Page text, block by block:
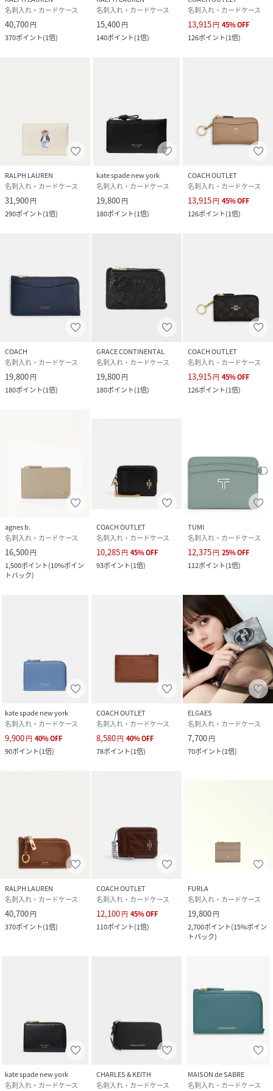
名刺入れ・カードケース
40,700円
370ポイント(1倍)
名刺入れ・カードケース
15,400円
140ポイント(1倍)
名刺入れ・カードケース
13,915円 45%OFF
126ポイント(1倍)
RALPH LAUREN
名刺入れ・カードケース
31,900円
290ポイント(1倍)
kate spade new york
名刺入れ・カードケース
19,800円
180ポイント(1倍)
COACH OUTLET
名刺入れ・カードケース
13,915円 45%OFF
126ポイント(1倍)
COACH
名刺入れ・カードケース
19,800円
180ポイント(1倍)
GRACE CONTINENTAL
名刺入れ・カードケース
19,800円
180ポイント(1倍)
COACH OUTLET
名刺入れ・カードケース
13,915円 45%OFF
126ポイント(1倍)
agnes b.
名刺入れ・カードケース
16,500円
1,500ポイント(10%ポイン
トバック)
COACH OUTLET
名刺入れ・カードケース
10,285円 45%OFF
93ポイント(1倍)
TUMI
名刺入れ・カードケース
12,375円 25%OFF
112ポイント(1倍)
kate spade new york
名刺入れ・カードケース
9,900円 40%OFF
90ポイント(1倍)
COACH OUTLET
名刺入れ・カードケース
8,580円 40%OFF
78ポイント(1倍)
ELGAES
名刺入れ・カードケース
7,700円
70ポイント(1倍)
RALPH LAUREN
名刺入れ・カードケース
40,700円
370ポイント(1倍)
COACH OUTLET
名刺入れ・カードケース
12,100円 45%OFF
110ポイント(1倍)
FURLA
名刺入れ・カードケース
19,800円
2,700ポイント(15%ポイン
トバック)
kate spade new york
名刺入れ・カードケース
CHARLES & KEITH
名刺入れ・カードケース
MAISON de SABRE
名刺入れ・カードケース